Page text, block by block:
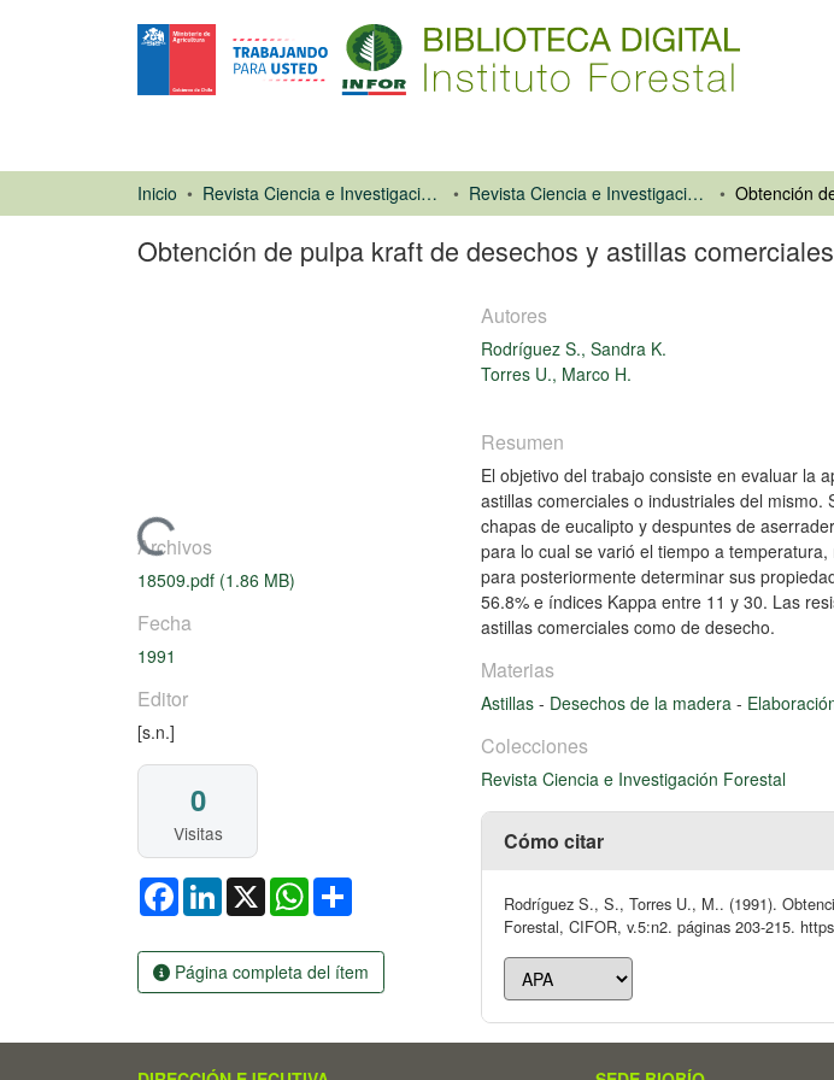
Inicio Revista Ciencia e Investigación Forestal (CIFOR) Revista Ciencia e Investigación Forestal
Obtención de pulpa kraft de desechos y astillas
Cargando...
Archivos
18509.pdf (1.86 MB)
Fecha
1991
Editor
[s.n.]
0
Visitas
FacebookLinkedIn
X WhatsApp
Página completa del ítem
Autores
Rodríguez S., Sandra K.
Torres U., Marco H.
Resumen
El objetivo del trabajo consiste en evaluar la
astillas comerciales o industriales del
chapas de eucalipto y despuntes de
para lo cual se varió el tiempo a
para posteriormente determinar sus
56.8% e índices Kappa entre 11 y 30. Las
astillas comerciales como de desecho.
Materias
Astillas - Desechos de la madera -
Colecciones
Revista Ciencia e Investigación Forestal
Cómo citar
Rodríguez S., S., Torres U., M.. (1991).
Forestal, CIFOR, v.5:n2. páginas 203-215.